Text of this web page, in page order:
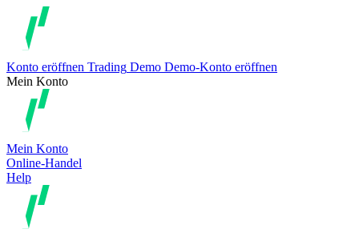
Konto eröffnen Trading Demo Demo-Konto eröffnen
Mein Konto
Mein Konto
Online-Handel
Help